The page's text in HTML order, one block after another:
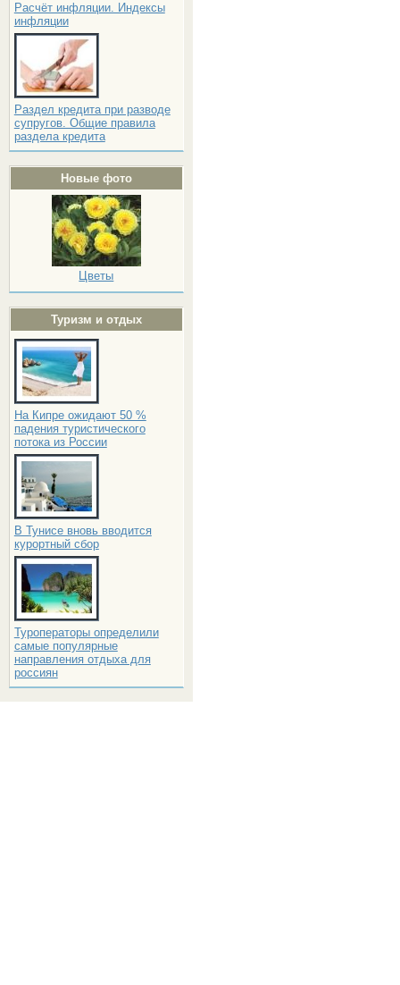
Расчёт инфляции. Индексы
инфляции
Раздел кредита при разводе
супругов. Общие правила
раздела кредита
Новые фото
Цветы
Туризм и отдых
На Кипре ожидают 50 %
падения туристического
потока из России
В Тунисе вновь вводится
курортный сбор
Туроператоры определили
самые популярные
направления отдыха для
россиян